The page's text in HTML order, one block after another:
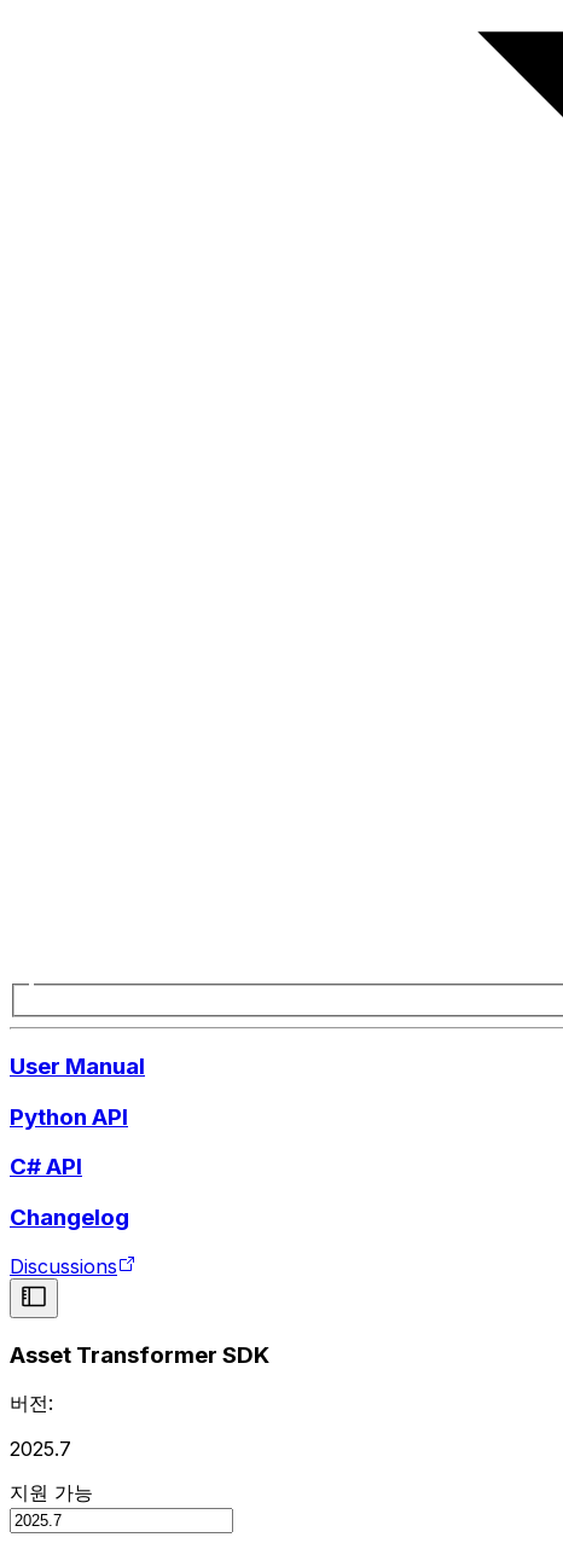
User Manual
Python API
C# API
Changelog
Discussions
Asset Transformer SDK
버전:
2025.7
지원 가능